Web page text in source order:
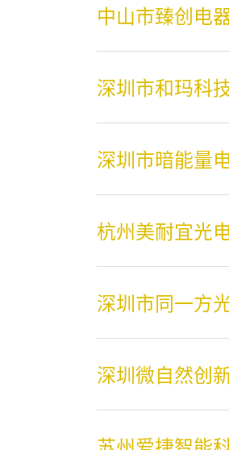
中山市臻创电
深圳市和玛科
深圳市暗能量
杭州美耐宜光
深圳市同一方
深圳微自然创